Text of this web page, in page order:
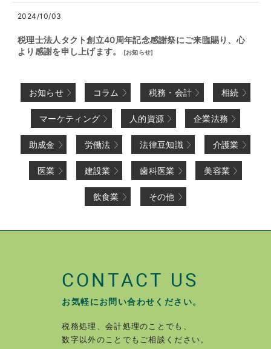
2024/10/03
税理士法人タクト創立40周年記念感謝祭にご来臨賜り、心
より感謝を申し上げます。
[お知らせ]
お知らせ コラム 税務・会計 相続
マーケティング 人的資源 企業法務
助成金 労働法 法律豆知識 介護業
医業 建設業 歯科医業 美容業
飲食業 その他
CONTACT US
お気軽にお問い合わせください。
税務処理、会計処理のことでも、
数字以外のことでもご相談ください。